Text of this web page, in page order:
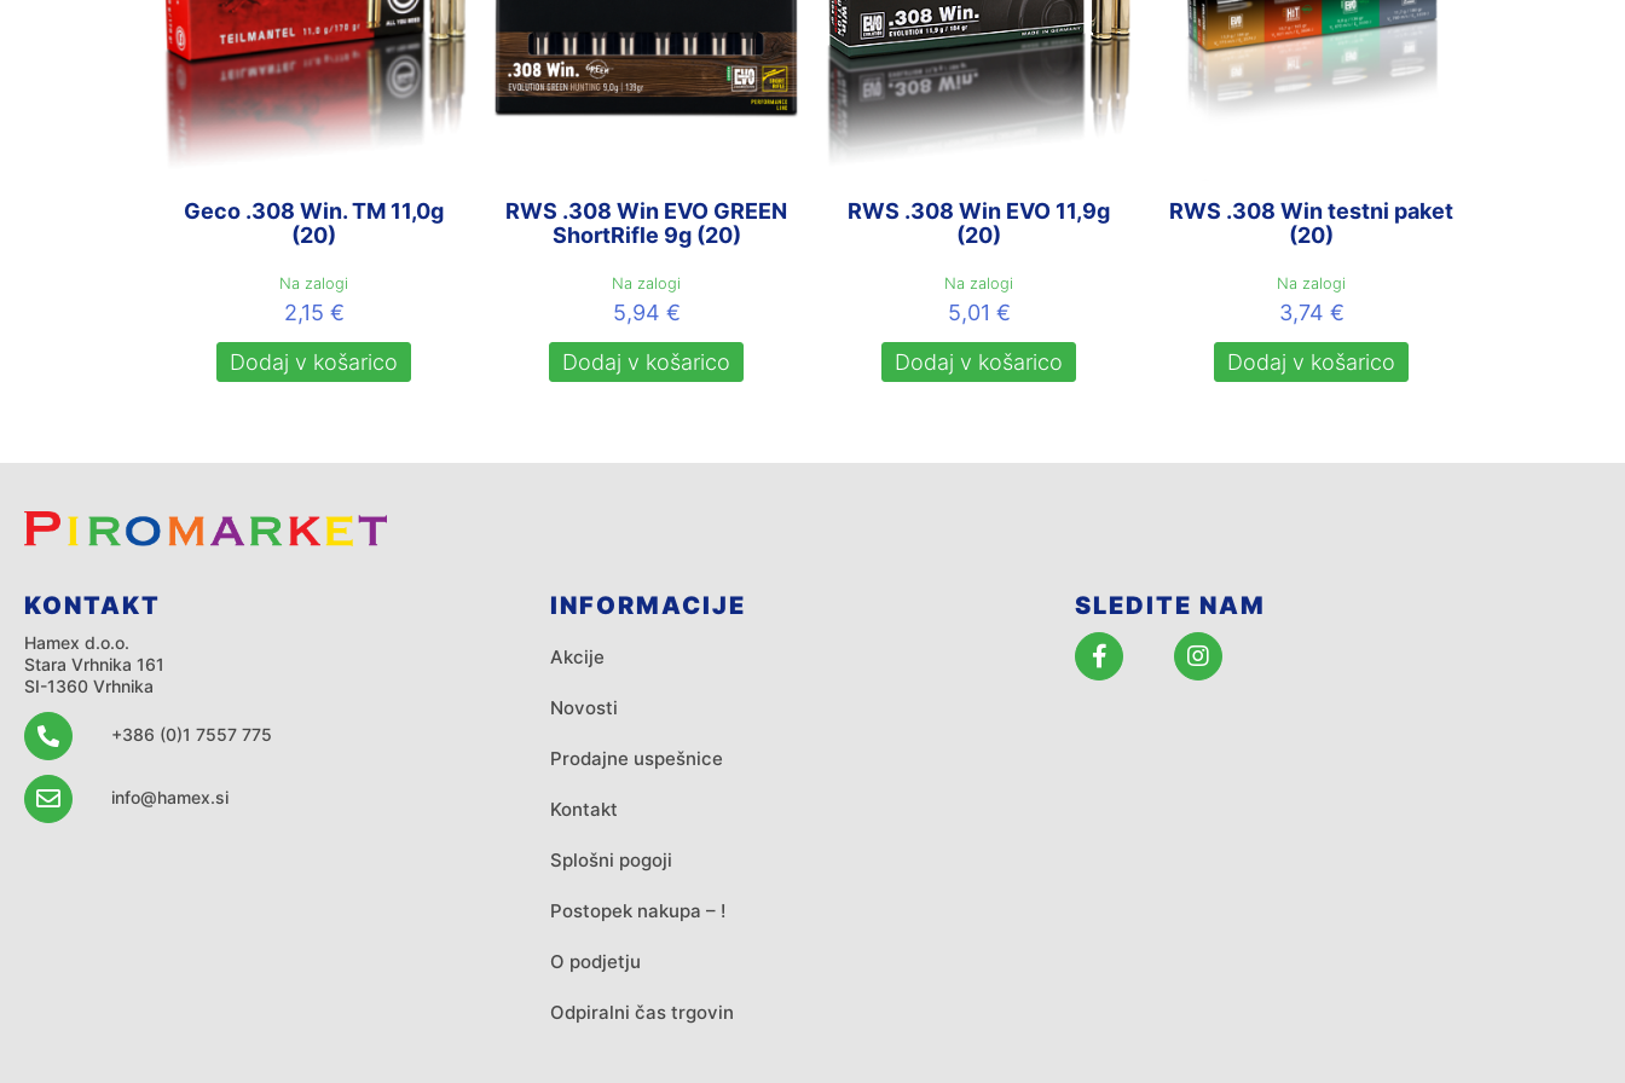
Geco .308 Win. TM 11,0g
(20)
Na zalogi
2,15 €
Dodaj v košarico
RWS .308 Win EVO GREEN
ShortRifle 9g (20)
Na zalogi
5,94 €
Dodaj v košarico
RWS .308 Win EVO 11,9g
(20)
Na zalogi
5,01 €
Dodaj v košarico
RWS .308 Win testni paket
(20)
Na zalogi
3,74 €
Dodaj v košarico
KONTAKT
Hamex d.o.o.
Stara Vrhnika 161
SI-1360 Vrhnika
+386 (0)1 7557 775
info@hamex.si
INFORMACIJE
Akcije
Novosti
Prodajne uspešnice
Kontakt
Splošni pogoji
Postopek nakupa – !
O podjetju
Odpiralni čas trgovin
SLEDITE NAM